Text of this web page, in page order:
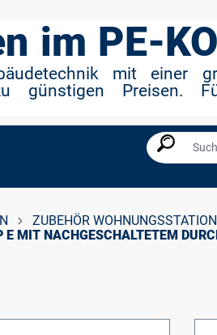
im PE-
mit einer
günstigen Preisen.
ZUBEHÖR
MIT NACHGESCHALTETEM